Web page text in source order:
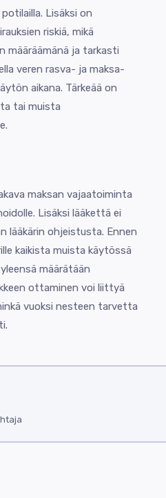
Lisäksi on
riskiä, mikä
määräämänä ja tarkasti
veren rasva- ja maksa-
aikana. Tärkeää on
tai muista
maksan vajaatoiminta
Lisäksi lääkettä ei
lääkärin ohjeistusta. Ennen
kaikista muista käytössä
määrätään
ottaminen voi liittyä
vuoksi nesteen tarvetta